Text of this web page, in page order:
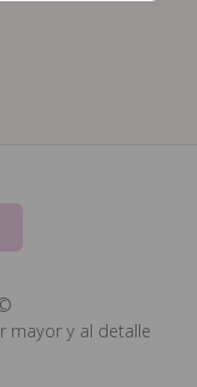
mayor y al detalle